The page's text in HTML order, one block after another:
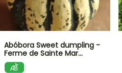
Abóbora Sweet dumpling -
Ferme de Sainte Mar…